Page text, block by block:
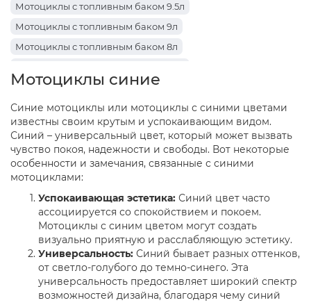
Мотоциклы с топливным баком 9.5л
Мотоциклы с топливным баком 9л
Мотоциклы с топливным баком 8л
Мотоциклы с топливным баком 5.2л
Мотоциклы с топливным баком 3л
Мотоциклы синие
Синие мотоциклы или мотоциклы с синими цветами
известны своим крутым и успокаивающим видом.
Синий – универсальный цвет, который может вызвать
чувство покоя, надежности и свободы. Вот некоторые
особенности и замечания, связанные с синими
мотоциклами:
Успокаивающая эстетика: Синий цвет часто
ассоциируется со спокойствием и покоем.
Мотоциклы с синим цветом могут создать
визуально приятную и расслабляющую эстетику.
Универсальность: Синий бывает разных оттенков,
от светло-голубого до темно-синего. Эта
универсальность предоставляет широкий спектр
возможностей дизайна, благодаря чему синий